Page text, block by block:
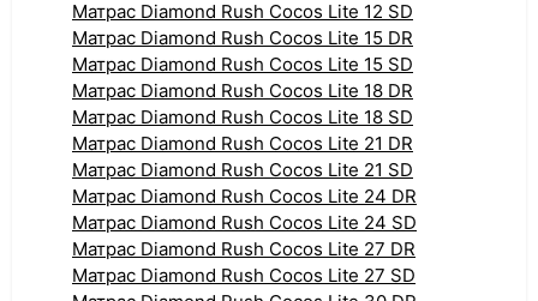
Матрас Diamond Rush Cocos Lite 12 SD
Матрас Diamond Rush Cocos Lite 15 DR
Матрас Diamond Rush Cocos Lite 15 SD
Матрас Diamond Rush Cocos Lite 18 DR
Матрас Diamond Rush Cocos Lite 18 SD
Матрас Diamond Rush Cocos Lite 21 DR
Матрас Diamond Rush Cocos Lite 21 SD
Матрас Diamond Rush Cocos Lite 24 DR
Матрас Diamond Rush Cocos Lite 24 SD
Матрас Diamond Rush Cocos Lite 27 DR
Матрас Diamond Rush Cocos Lite 27 SD